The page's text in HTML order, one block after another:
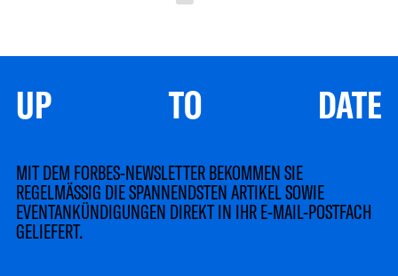
UP TO DATE
MIT DEM FORBES-NEWSLETTER BEKOMMEN SIE
REGELMÄSSIG DIE SPANNENDSTEN ARTIKEL SOWIE
EVENTANKÜNDIGUNGEN DIREKT IN IHR E-MAIL-POSTFACH
GELIEFERT.